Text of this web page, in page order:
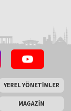
YEREL YÖNETİMLER
MAGAZİN